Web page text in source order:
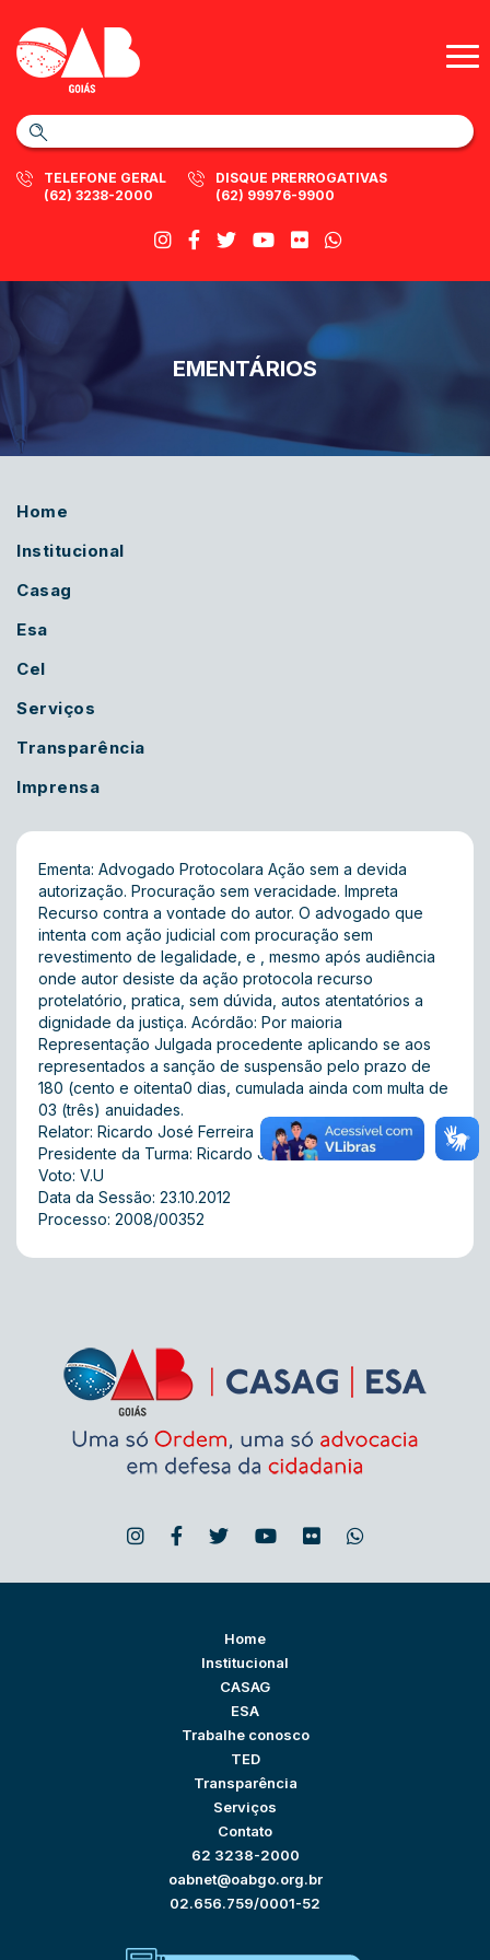
TELEFONE GERAL
(62) 3238-2000
DISQUE PRERROGATIVAS
(62) 99976-9900
EMENTÁRIOS
Home
Institucional
Casag
Esa
Cel
Serviços
Transparência
Imprensa
Ementa: Advogado Protocolara Ação sem a devida
autorização. Procuração sem veracidade. Impreta
Recurso contra a vontade do autor. O advogado que
intenta com ação judicial com procuração sem
revestimento de legalidade, e , mesmo após audiência
onde autor desiste da ação protocola recurso
protelatório, pratica, sem dúvida, autos atentatórios a
dignidade da justiça. Acórdão: Por maioria
Representação Julgada procedente aplicando se aos
representados a sanção de suspensão pelo prazo de
180 (cento e oitenta0 dias, cumulada ainda com multa de
03 (três) anuidades.
Relator: Ricardo José Ferreira
Presidente da Turma: Ricardo José Ferreira
Voto: V.U
Data da Sessão: 23.10.2012
Processo: 2008/00352
Home
Institucional
CASAG
ESA
Trabalhe conosco
TED
Transparência
Serviços
Contato
62 3238-2000
oabnet@oabgo.org.br
02.656.759/0001-52